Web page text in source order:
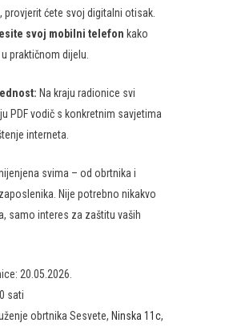
provjerit ćete svoj digitalni otisak.
svoj mobilni telefon kako
praktičnom dijelu.
Na kraju radionice svi
PDF vodič s konkretnim savjetima
interneta.
svima – od obrtnika i
Nije potrebno nikakvo
samo interes za zaštitu vaših
20.05.2026.
sati
obrtnika Sesvete, Ninska 11c,